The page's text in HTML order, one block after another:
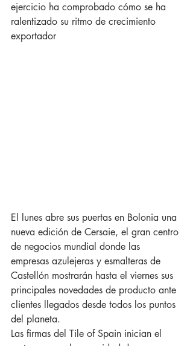
ejercicio ha comprobado cómo se ha
ralentizado su ritmo de crecimiento
exportador
El lunes abre sus puertas en Bolonia una
nueva edición de Cersaie, el gran centro
de negocios mundial donde las
empresas azulejeras y esmalteras de
Castellón mostrarán hasta el viernes sus
principales novedades de producto ante
clientes llegados desde todos los puntos
del planeta.
Las firmas del Tile of Spain inician el